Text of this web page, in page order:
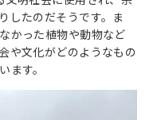
したのだそうです。ま
かった植物や動物など
や文化がどのようなもの
ます。